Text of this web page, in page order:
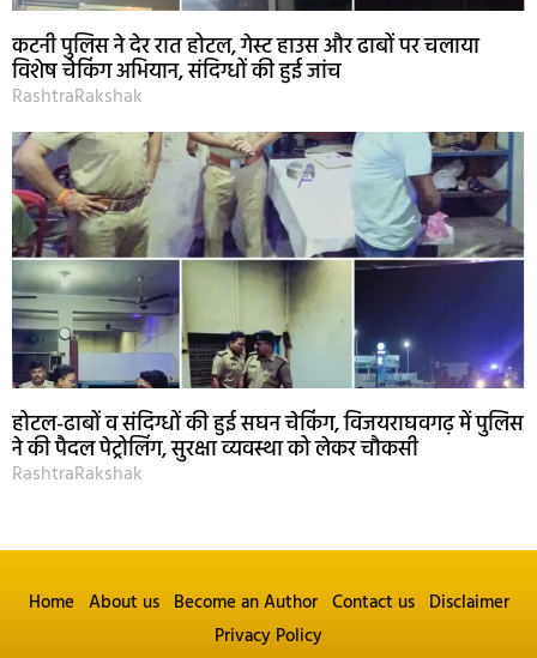
कटनी पुलिस ने देर रात होटल, गेस्ट हाउस और ढाबों पर चलाया
विशेष चेकिंग अभियान, संदिग्धों की हुई जांच
RashtraRakshak
होटल-ढाबों व संदिग्धों की हुई सघन चेकिंग, विजयराघवगढ़ में पुलिस
ने की पैदल पेट्रोलिंग, सुरक्षा व्यवस्था को लेकर चौकसी
RashtraRakshak
Home About us Become an Author Contact us Disclaimer
Privacy Policy